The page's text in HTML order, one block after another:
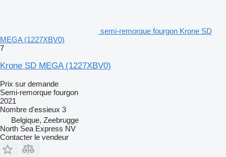
semi-remorque fourgon Krone SD
MEGA (1227XBV0)
7
Krone SD MEGA (1227XBV0)
Prix sur demande
Semi-remorque fourgon
2021
Nombre d'essieux 3
Belgique, Zeebrugge
North Sea Express NV
Contacter le vendeur